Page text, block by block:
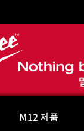
M12 제품